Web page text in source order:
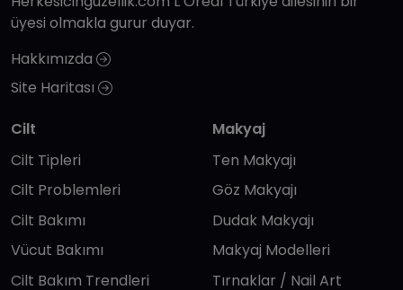
üyesi olmakla gurur duyar.
Hakkımızda
Site Haritası
Cilt
Cilt Tipleri
Cilt Problemleri
Cilt Bakımı
Vücut Bakımı
Cilt Bakım Trendleri
Makyaj
Ten Makyajı
Göz Makyajı
Dudak Makyajı
Makyaj Modelleri
Tırnaklar / Nail Art